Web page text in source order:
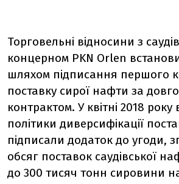
Торговельні відносини з
концерном PKN Orlen
шляхом підписання першого
поставку сирої нафти за
контрактом. У квітні 2018 року
політики диверсифікації
підписали додаток до угоди,
обсяг поставок саудівської
до 300 тисяч тонн сировини